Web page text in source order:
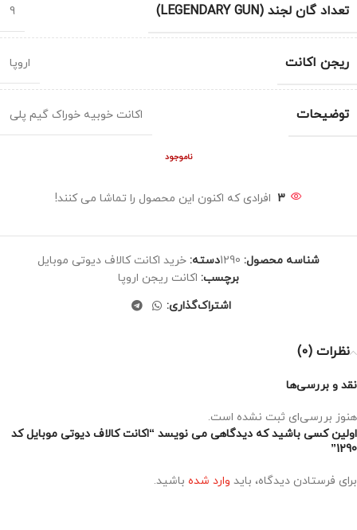
تعداد گان لجند (LEGENDARY GUN) 9
ریجن اکانت اروپا
توضیحات اکانت خوبیه خوراک گیم پلی
ناموجود
3 افرادی که اکنون این محصول را تماشا می کنند!
شناسه محصول: 1290دسته: خرید اکانت کالاف دیوتی موبایل
برچسب: اکانت ریجن اروپا
اشتراک‌گذاری:
نظرات (0)
نقد و بررسی‌ها
هنوز بررسی‌ای ثبت نشده است.
اولین کسی باشید که دیدگاهی می نویسد “اکانت کالاف دیوتی موبایل کد
1290”
برای فرستادن دیدگاه، باید وارد شده باشید.